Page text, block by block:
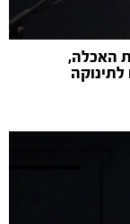
האכלה,
לתינוקה